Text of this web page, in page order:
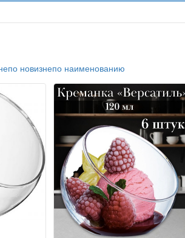
по новизнепо наименованию